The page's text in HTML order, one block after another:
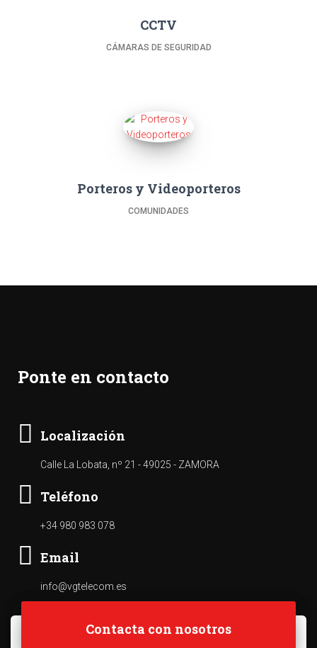
CCTV
CÁMARAS DE SEGURIDAD
Porteros y Videoporteros
COMUNIDADES
Ponte en contacto
Localización
Calle La Lobata, nº 21 - 49025 - ZAMORA
Teléfono
+34 980 983 078
Email
info@vgtelecom.es
Contacta con nosotros